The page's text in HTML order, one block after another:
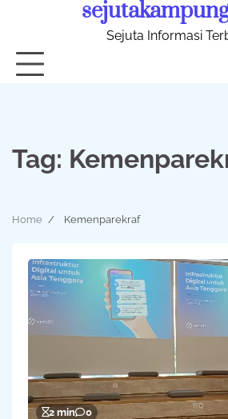
Sejuta Informasi
Tag:
Home Kemenparekraf
2 min 0